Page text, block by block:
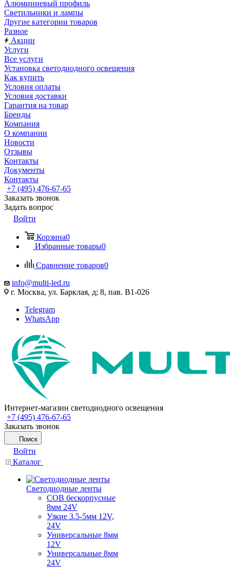
Алюминиевый профиль
Светильники и лампы
Другие категории товаров
Разное
Акции
Услуги
Все услуги
Установка светодиодного освещения
Как купить
Условия оплаты
Условия доставки
Гарантия на товар
Бренды
Компания
О компании
Новости
Отзывы
Контакты
Документы
Контакты
+7 (495) 476-67-65
Заказать звонок
Задать вопрос
Войти
Корзина0
Избранные товары0
Сравнение товаров0
info@multi-led.ru
г. Москва, ул. Барклая, д; 8, пав. B1-026
Telegram
WhatsApp
Интернет-магазин светодиодного освещения
+7 (495) 476-67-65
Заказать звонок
Поиск
Войти
Каталог
Светодиодные ленты
COB бескорпусные
8мм 24V
Узкие 3.5-5мм 12V,
24V
Универсальные 8мм
12V
Универсальные 8мм
24V